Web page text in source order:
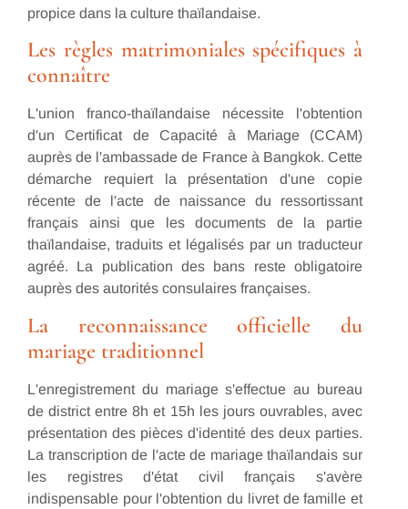
propice dans la culture thaïlandaise.
Les règles matrimoniales spécifiques à
connaître
L'union franco-thaïlandaise nécessite l'obtention
d'un Certificat de Capacité à Mariage (CCAM)
auprès de l'ambassade de France à Bangkok. Cette
démarche requiert la présentation d'une copie
récente de l'acte de naissance du ressortissant
français ainsi que les documents de la partie
thaïlandaise, traduits et légalisés par un traducteur
agréé. La publication des bans reste obligatoire
auprès des autorités consulaires françaises.
La reconnaissance officielle du
mariage traditionnel
L'enregistrement du mariage s'effectue au bureau
de district entre 8h et 15h les jours ouvrables, avec
présentation des pièces d'identité des deux parties.
La transcription de l'acte de mariage thaïlandais sur
les registres d'état civil français s'avère
indispensable pour l'obtention du livret de famille et